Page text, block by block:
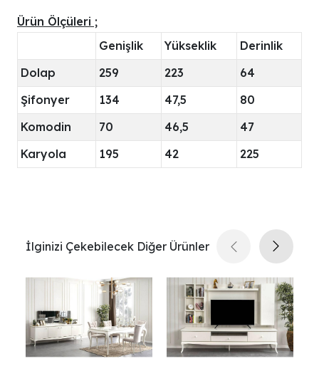
Ürün Ölçüleri ;
Genişlik
Yükseklik
Derinlik
Dolap
259 223
64
Şifonyer
134 47,5
80
Komodin
70 46,5
47
Karyola
195 42 225
İlginizi Çekebilecek Diğer Ürünler